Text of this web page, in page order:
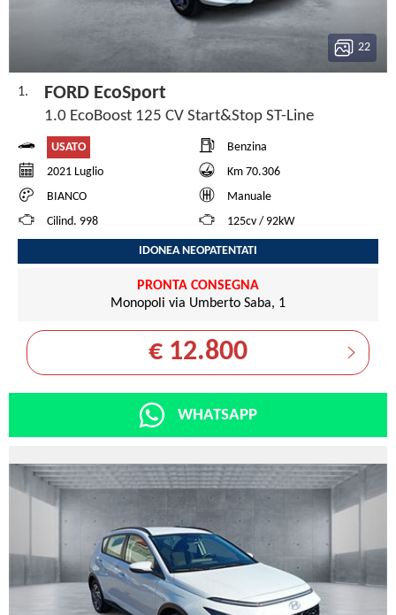
22
1. FORD EcoSport
1.0 EcoBoost 125 CV Start&Stop ST-Line
USATO
Benzina
2021 Luglio
Km 70.306
BIANCO
Manuale
Cilind. 998
125cv / 92kW
IDONEA NEOPATENTATI
PRONTA CONSEGNA
Monopoli via Umberto Saba, 1
€ 12.800
WHATSAPP